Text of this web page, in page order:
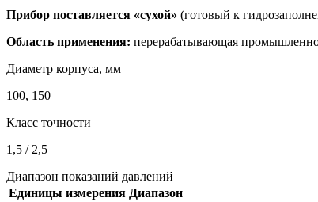
Прибор поставляется «сухой» (готовый к
Область применения: перерабатывающая
Диаметр корпуса, мм
100, 150
Класс точности
1,5 / 2,5
Диапазон показаний давлений
Единицы измерения Диапазон